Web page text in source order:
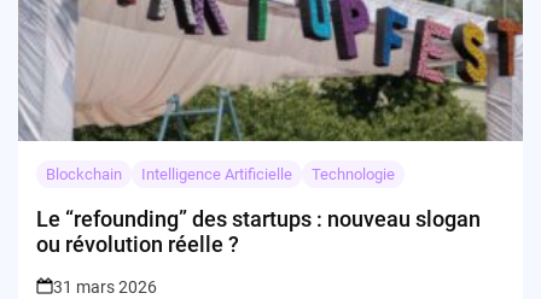
Blockchain Intelligence Artificielle Technologie
Le “refounding” des startups : nouveau slogan
ou révolution réelle ?
31 mars 2026